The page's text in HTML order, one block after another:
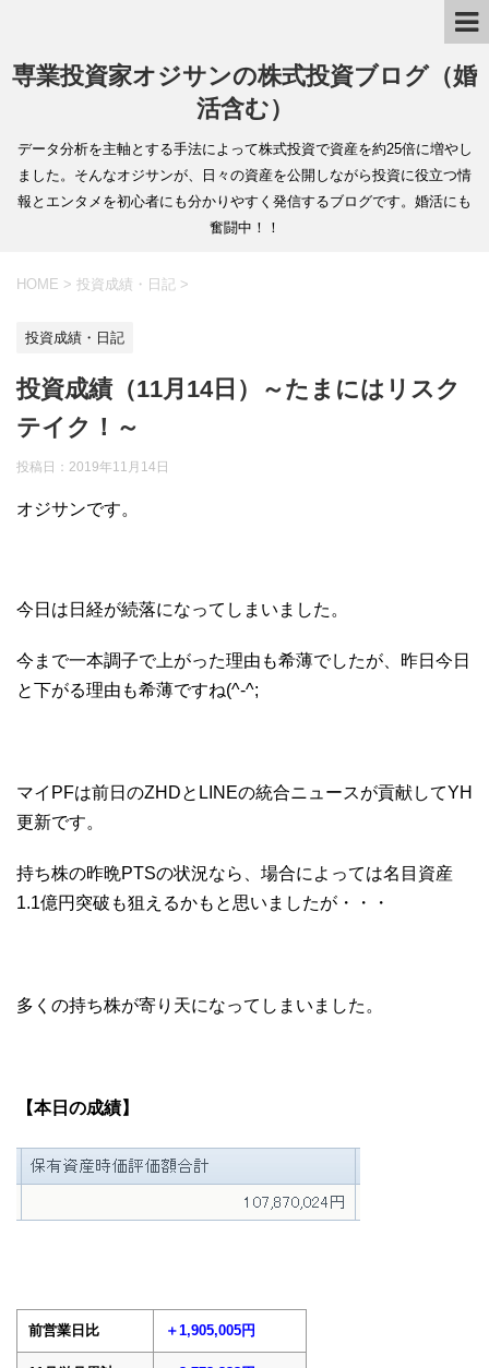
専業投資家オジサンの株式投資ブログ（婚
活含む）
データ分析を主軸とする手法によって株式投資で資産を約25倍に増やし
ました。そんなオジサンが、日々の資産を公開しながら投資に役立つ情
報とエンタメを初心者にも分かりやすく発信するブログです。婚活にも
奮闘中！！
HOME > 投資成績・日記 >
投資成績・日記
投資成績（11月14日）～たまにはリスク
テイク！～
投稿日： 2019年11月14日
オジサンです。
今日は日経が続落になってしまいました。
今まで一本調子で上がった理由も希薄でしたが、昨日今日
と下がる理由も希薄ですね(^-^;
マイPFは前日のZHDとLINEの統合ニュースが貢献してYH
更新です。
持ち株の昨晩PTSの状況なら、場合によっては名目資産
1.1億円突破も狙えるかもと思いましたが・・・
多くの持ち株が寄り天になってしまいました。
【本日の成績】
前営業日比 ＋1,905,005円